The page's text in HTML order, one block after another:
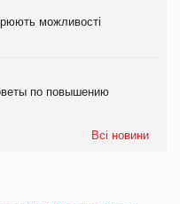
можливості
по повышению
Всі новини